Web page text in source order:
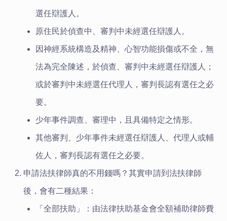
選任辯護人。
原住民於偵查中、審判中未經選任辯護人。
因神經系統構造及精神、心智功能損傷或不全，無
法為完全陳述，於偵查、審判中未經選任辯護人；
或於審判中未經選任代理人，審判長認有選任之必
要。
少年事件調查、審理中，且具備特定之情形。
其他審判、少年事件未經選任辯護人、代理人或輔
佐人，審判長認有選任之必要。
申請法扶律師真的不用錢嗎？其實申請到法扶律師
後，會有二種結果：
「全部扶助」：由法律扶助基金會全額補助律師費